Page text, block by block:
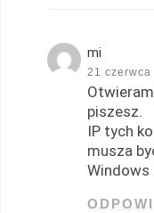
mi
21 czerwca
piszesz.
IP tych
musza
Windows